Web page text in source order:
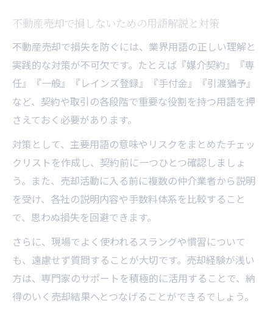
不動産売却で損しないための用語解説と対策
不動産売却で損失を防ぐには、業界用語の正しい理解と
実践的な対策が不可欠です。たとえば『媒介契約』『専
任』『一般』『レインズ登録』『手付金』『引渡猶予』
など、契約や取引の各段階で重要な役割を持つ用語を押
さえておく必要があります。
対策として、主要用語の意味やリスクをまとめたチェッ
クリストを作成し、契約前に一つひとつ確認しましょ
う。また、売却活動に入る前に複数の仲介業者から説明
を受け、各社の説明内容や手数料体系を比較すること
で、思わぬ損失を回避できます。
さらに、現場でよく使われるスラングや慣習について
も、遠慮せず質問することが大切です。売却経験が浅い
方は、専門家のサポートを積極的に活用することで、納
得のいく売却結果へとつなげることができるでしょう。